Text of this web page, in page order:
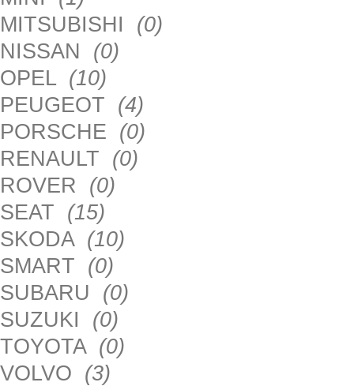
MITSUBISHI (0)
NISSAN (0)
OPEL (10)
PEUGEOT (4)
PORSCHE (0)
RENAULT (0)
ROVER (0)
SEAT (15)
SKODA (10)
SMART (0)
SUBARU (0)
SUZUKI (0)
TOYOTA (0)
VOLVO (3)